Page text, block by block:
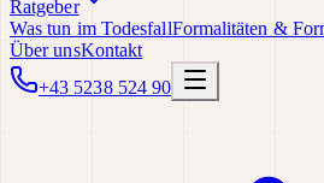
Ratgeber
Was tun im TodesfallFormalitäten &
Über unsKontakt
+43 5238 524 90